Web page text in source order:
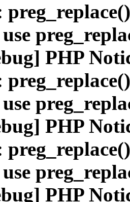
PHP
PHP
PHP